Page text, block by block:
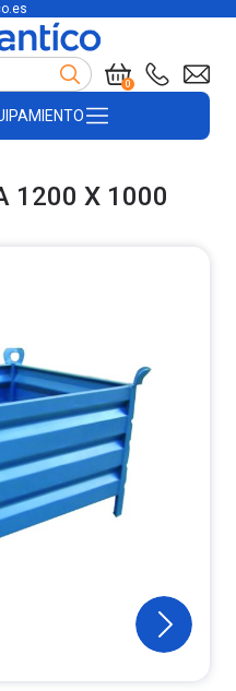
0
carretillas
y madera
1200 X 1000